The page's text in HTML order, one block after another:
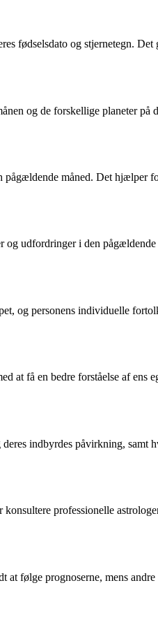
fødselsdato og stjernetegn.
og de forskellige planeter
måned. Det hjælper
udfordringer i den
og personens individuelle
at få en bedre forståelse af
indbyrdes påvirkning, samt
professionelle
følge prognoserne, mens